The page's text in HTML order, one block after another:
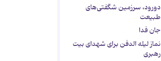
دورود، سرزمین شگفتی‌های
طبیعت
جان فدا
نماز لیله الدفن برای شهدای بیت
رهبری